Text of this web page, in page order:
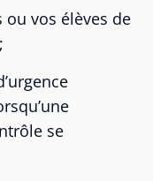
vos élèves de
se